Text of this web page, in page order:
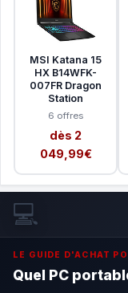
MSI Katana 15
HX B14WFK-
007FR Dragon
Station
6 offres
dès 2
049,99€
💻
LE GUIDE D'ACHAT
Quel PC